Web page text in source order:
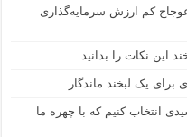
کم ارزش سرمایه‌گذاری
این نکات را بدانید
برای یک لبخند ماندگار
انتخاب کنیم که با چهره ما